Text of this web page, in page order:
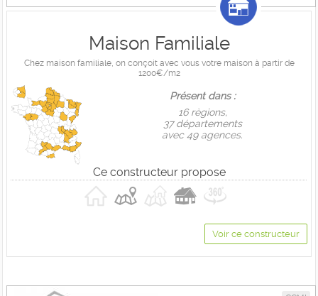
Maison Familiale
Chez maison familiale, on conçoit avec vous votre maison à partir de
1200€/m2
Présent dans :
16 règions,
37 départements
avec 49 agences.
Ce constructeur propose
Voir ce constructeur